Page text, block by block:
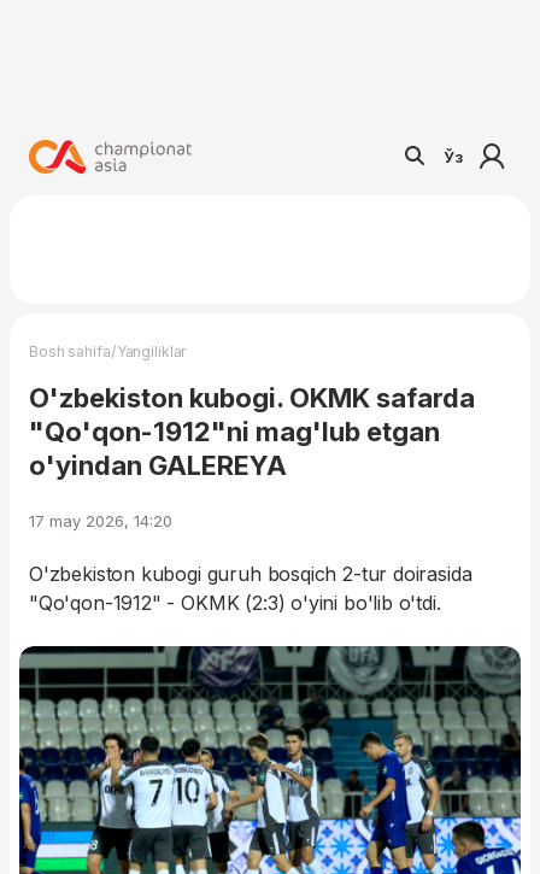
Ўз
Bosh sahifa/Yangiliklar
O'zbekiston kubogi. OKMK safarda
"Qo'qon-1912"ni mag'lub etgan
o'yindan GALEREYA
17 may 2026, 14:20
O'zbekiston kubogi guruh bosqich 2-tur doirasida
"Qo'qon-1912" - OKMK (2:3) o'yini bo'lib o'tdi.